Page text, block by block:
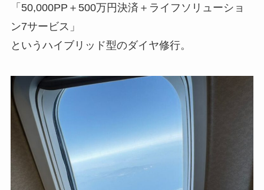
「50,000PP＋500万円決済＋ライフソリューショ
ン7サービス」
というハイブリッド型のダイヤ修行。